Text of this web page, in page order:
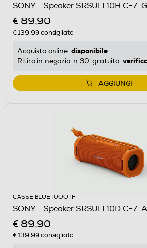
SONY - Speaker SRSULT10H.CE7-
€ 89,90
€ 139,99 consigliato
Acquisto online: disponibile
Ritiro in negozio in 30' gratuito: verifica
AGGIUNGI
CASSE BLUETOOOTH
SONY - Speaker SRSULT10D.CE7-
€ 89,90
€ 139,99 consigliato